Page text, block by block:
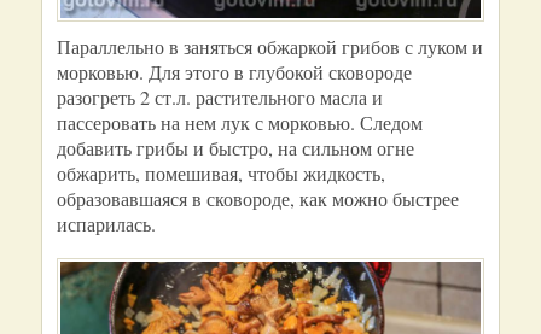
Параллельно в заняться обжаркой грибов с луком и
морковью. Для этого в глубокой сковороде
разогреть 2 ст.л. растительного масла и
пассеровать на нем лук с морковью. Следом
добавить грибы и быстро, на сильном огне
обжарить, помешивая, чтобы жидкость,
образовавшаяся в сковороде, как можно быстрее
испарилась.